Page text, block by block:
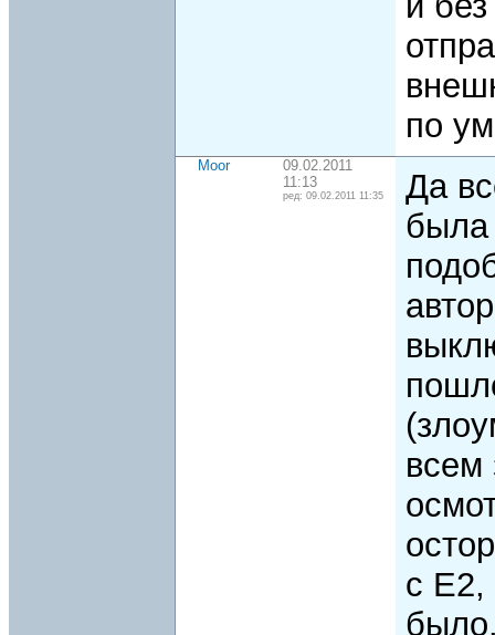
по
Moor
09.02.2011
11:13
ред: 09.02.2011 11:35
Да
всем
с Е2,